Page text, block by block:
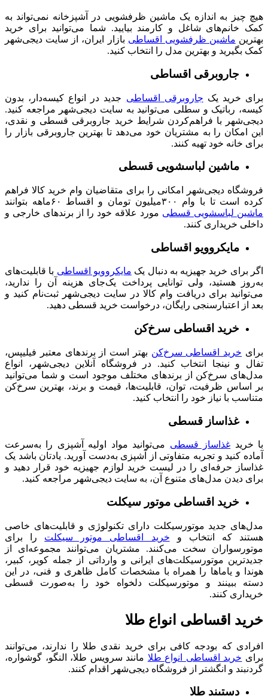
هیچ چیز به اندازه یک ماشین ظرفشویی در آشپزخانه نمی‌تواند به
کمک خانم‌های شاغل و کارمند بیایید. شما می‌توانید برای خرید
بهترین ماشین ظرفشویی اقساطی بازار ایران، از سایت دیجی‌شهر
کمک بگیرید و بهترین مدل را انتخاب کنید.
جاروبرقی اقساطی
برای خرید یک جاروبرقی‌ اقساطی جدید در انواع کیسه‌دار، بدون
کیسه، رباتیک و سطلی می‌توانید به سایت دیجی‌شهر مراجعه کنید.
دیجی‌شهر با فراهم‌کردن شرایط خرید جاروبرقی قسطی و نقدی،
این امکان را به مشتریان خود می‌دهد تا بهترین جاروبرقی بازار را
برای خانه خود تهیه کنند.
ماشین لباسشویی قسطی
فروشگاه دیجی‌شهر امکانی را برای متقاضیان وام خرید کالا فراهم
کرده است تا با وام ۳۰۰میلیون تومان و اقساط ۶۰ماهه بتوانند
ماشین لباسشویی قسطی مورد علاقه خود را از برندهای خارجی و
داخلی خریداری کنند.
مایکروویو اقساطی
اگر برای خرید جهیزیه به دنبال یک مایکروویو اقساطی با قابلیت‌‌های
به‌روز هستید، ولی توانایی پرداخت یک‌جای هزینه آن را ندارید،
می‌توانید برای دریافت وام کالا در سایت دیجی‌شهر ثبت‌نام کنید و
بعد از اعتبارسنجی رایگان، درخواست خرید قسطی دهید.
خرید اقساطی سرخ‌کن
برای خرید اقساطی سرخ‌کن بهتر است از برندهای معتبر فیلیپس،
تفال و نینجا انتخاب کنید. در فروشگاه آنلاین دیجی‌شهر، انواع
مدل‌های سرخ‌کن از برندهای مختلف موجود است و شما می‌توانید
بر اساس ظرفیت، توان، قابلیت‌ها، قیمت و برند، بهترین سرخ‌کن
متناسب با نیاز خود را انتخاب کنید.
غذاساز قسطی
با خرید غذاساز قسطی می‌توانید مواد اولیه آشپزی را به‌سرعت
آماده کنید و تجربه متفاوتی از آشپزی به‌دست آورید. یادتان باشد یک
غذاساز حرفه‌ای را در لیست خرید لوازم جهیزیه خود قرار دهید و
برای دیدن مدل‌های متنوع آن، به سایت دیجی‌شهر مراجعه کنید.
خرید اقساطی موتور سیکلت
مدل‌های جدید موتورسیکلت دارای تکنولوژی و قابلیت‌های خاصی
هستند که انتخاب و
خرید اقساطی موتور سیکلت
را برای
موتورسواران سخت می‌کنند. مشتریان می‌توانند مجموعه‌ای از
جدیدترین موتورسیکلت‌های ایرانی و وارداتی از جمله کویر، کبیر،
هوندا و یاماها را همراه با مشخصات کامل ظاهری و فنی، در این
دسته ببینند و موتورسیکلت دلخواه خود را به‌صورت قسطی
خریداری کنند.
خرید اقساطی انواع طلا
افرادی که بودجه کافی برای خرید نقدی طلا را ندارند، می‌توانند
برای خرید اقساطی انواع طلا مانند سرویس طلا، النگو، گوشواره،
گردنبند و انگشتر از فروشگاه دیجی‌شهر اقدام کنند.
دستبند طلا